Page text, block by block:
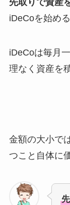
先取りで資産
iDeCoを始め
iDeCoは毎月
理なく資産を
金額の大小で
つこと自体に